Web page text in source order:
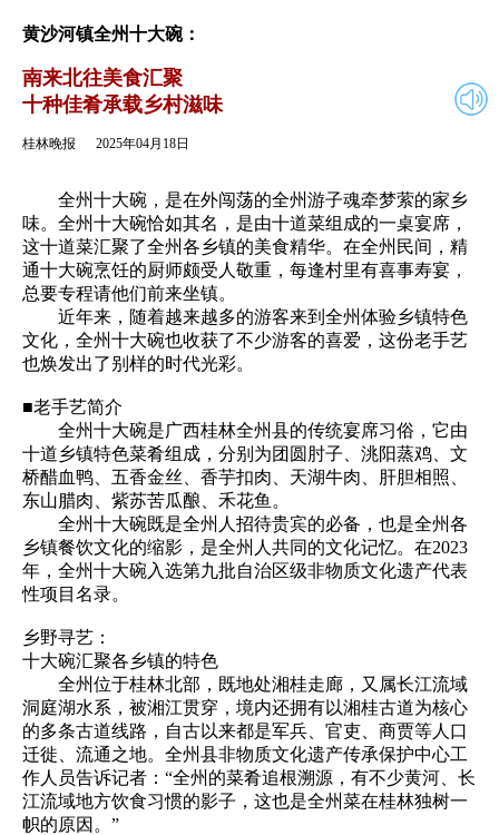
返回
黄沙河镇全州十大碗：
南来北往美食汇聚
十种佳肴承载乡村滋味
桂林晚报 2025年04月18日
全州十大碗，是在外闯荡的全州游子魂牵梦萦的家乡
味。全州十大碗恰如其名，是由十道菜组成的一桌宴席，
这十道菜汇聚了全州各乡镇的美食精华。在全州民间，精
通十大碗烹饪的厨师颇受人敬重，每逢村里有喜事寿宴，
总要专程请他们前来坐镇。
近年来，随着越来越多的游客来到全州体验乡镇特色
文化，全州十大碗也收获了不少游客的喜爱，这份老手艺
也焕发出了别样的时代光彩。
■老手艺简介
全州十大碗是广西桂林全州县的传统宴席习俗，它由
十道乡镇特色菜肴组成，分别为团圆肘子、洮阳蒸鸡、文
桥醋血鸭、五香金丝、香芋扣肉、天湖牛肉、肝胆相照、
东山腊肉、紫苏苦瓜酿、禾花鱼。
全州十大碗既是全州人招待贵宾的必备，也是全州各
乡镇餐饮文化的缩影，是全州人共同的文化记忆。在2023
年，全州十大碗入选第九批自治区级非物质文化遗产代表
性项目名录。
乡野寻艺：
十大碗汇聚各乡镇的特色
全州位于桂林北部，既地处湘桂走廊，又属长江流域
洞庭湖水系，被湘江贯穿，境内还拥有以湘桂古道为核心
的多条古道线路，自古以来都是军兵、官吏、商贾等人口
迁徙、流通之地。全州县非物质文化遗产传承保护中心工
作人员告诉记者：“全州的菜肴追根溯源，有不少黄河、长
江流域地方饮食习惯的影子，这也是全州菜在桂林独树一
帜的原因。”